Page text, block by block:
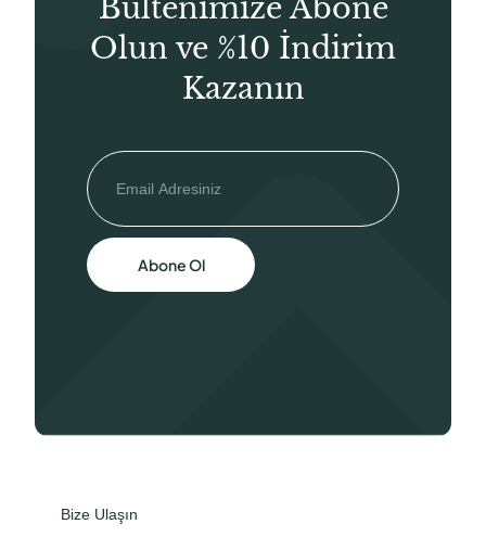
Bültenimize Abone
Olun ve %10 İndirim
Kazanın
Abone Ol
Bize Ulaşın